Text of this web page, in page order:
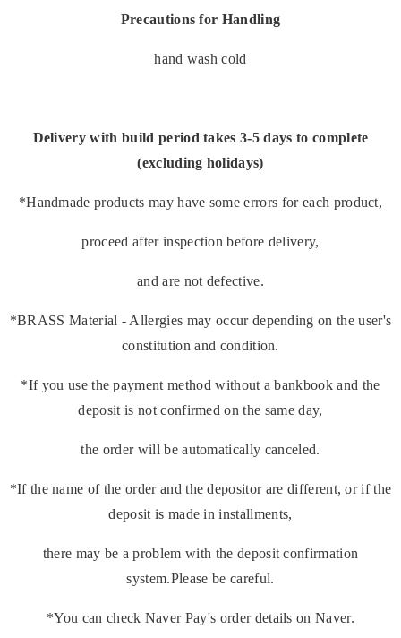
Precautions for Handling
hand wash cold
Delivery with build period takes 3-5 days to complete
(excluding holidays)
*Handmade products may have some errors for each product,
proceed after inspection before delivery,
and are not defective.
*BRASS Material - Allergies may occur depending on the user's
constitution and condition.
*If you use the payment method without a bankbook and the
deposit is not confirmed on the same day,
the order will be automatically canceled.
*If the name of the order and the depositor are different, or if the
deposit is made in installments,
there may be a problem with the deposit confirmation
system.Please be careful.
*You can check Naver Pay's order details on Naver.